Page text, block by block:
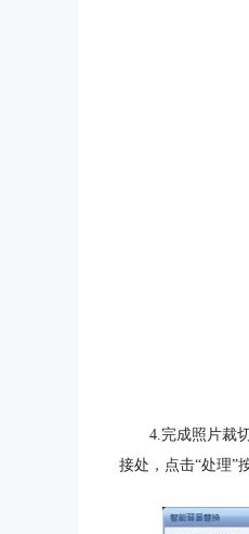
4.完成照片裁
接处，点击“处理”